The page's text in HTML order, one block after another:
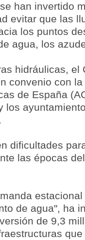
han invertido
evitar que las
los puntos
agua, los
hidráulicas, el
convenio con
de España
los
dificultades
las épocas
de agua", ha
de 9,3